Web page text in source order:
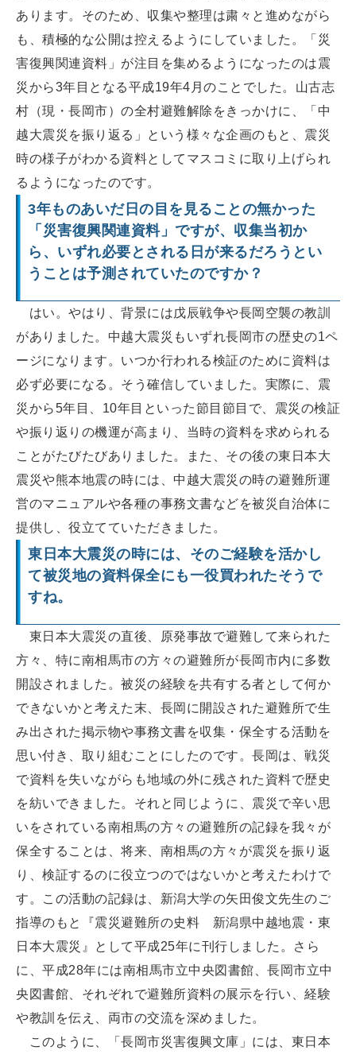
あります。そのため、収集や整理は粛々と進めながら
も、積極的な公開は控えるようにしていました。「災
害復興関連資料」が注目を集めるようになったのは震
災から3年目となる平成19年4月のことでした。山古志
村（現・長岡市）の全村避難解除をきっかけに、「中
越大震災を振り返る」という様々な企画のもと、震災
時の様子がわかる資料としてマスコミに取り上げられ
るようになったのです。
3年ものあいだ日の目を見ることの無かった
「災害復興関連資料」ですが、収集当初か
ら、いずれ必要とされる日が来るだろうとい
うことは予測されていたのですか？
はい。やはり、背景には戊辰戦争や長岡空襲の教訓
がありました。中越大震災もいずれ長岡市の歴史の1ペ
ージになります。いつか行われる検証のために資料は
必ず必要になる。そう確信していました。実際に、震
災から5年目、10年目といった節目節目で、震災の検証
や振り返りの機運が高まり、当時の資料を求められる
ことがたびたびありました。また、その後の東日本大
震災や熊本地震の時には、中越大震災の時の避難所運
営のマニュアルや各種の事務文書などを被災自治体に
提供し、役立てていただきました。
東日本大震災の時には、そのご経験を活かし
て被災地の資料保全にも一役買われたそうで
すね。
東日本大震災の直後、原発事故で避難して来られた
方々、特に南相馬市の方々の避難所が長岡市内に多数
開設されました。被災の経験を共有する者として何か
できないかと考えた末、長岡に開設された避難所で生
み出された掲示物や事務文書を収集・保全する活動を
思い付き、取り組むことにしたのです。長岡は、戦災
で資料を失いながらも地域の外に残された資料で歴史
を紡いできました。それと同じように、震災で辛い思
いをされている南相馬の方々の避難所の記録を我々が
保全することは、将来、南相馬の方々が震災を振り返
り、検証するのに役立つのではないかと考えたわけで
す。この活動の記録は、新潟大学の矢田俊文先生のご
指導のもと『震災避難所の史料 新潟県中越地震・東
日本大震災』として平成25年に刊行しました。さら
に、平成28年には南相馬市立中央図書館、長岡市立中
央図書館、それぞれで避難所資料の展示を行い、経験
や教訓を伝え、両市の交流を深めました。
このように、「長岡市災害復興文庫」には、東日本